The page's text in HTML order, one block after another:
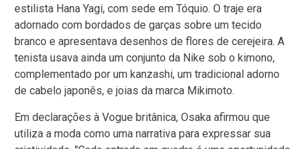
estilista Hana Yagi, com sede em Tóquio. O traje era
adornado com bordados de garças sobre um tecido
branco e apresentava desenhos de flores de cerejeira. A
tenista usava ainda um conjunto da Nike sob o kimono,
complementado por um kanzashi, um tradicional adorno
de cabelo japonês, e joias da marca Mikimoto.
Em declarações à Vogue britânica, Osaka afirmou que
utiliza a moda como uma narrativa para expressar sua